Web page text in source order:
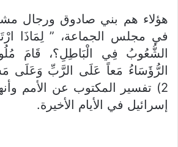
هؤلاء هم بني صادوق ورجال
في مجلس الجماعة، ” لِمَاذَا
الشُّعُوبُ فِي الْبَاطِلِ؟، قَامَ
2) تفسير المكتوب عن الأمم
إسرائيل في الأيام الأخيرة.